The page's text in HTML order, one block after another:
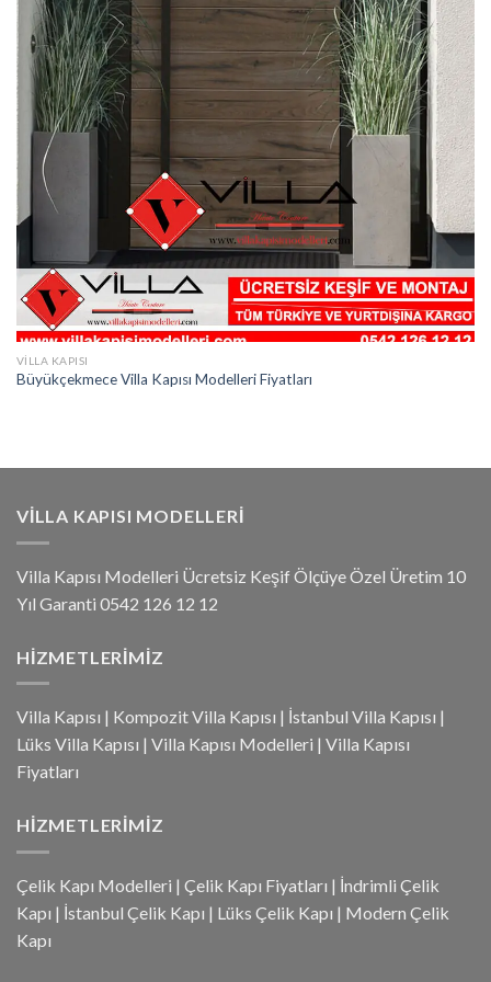
VILLA KAPISI
Büyükçekmece Villa Kapısı Modelleri Fiyatları
VILLA KAPISI MODELLERI
Villa Kapısı Modelleri Ücretsiz Keşif Ölçüye Özel Üretim 10
Yıl Garanti 0542 126 12 12
HIZMETLERIMIZ
Villa Kapısı | Kompozit Villa Kapısı | İstanbul Villa Kapısı |
Lüks Villa Kapısı | Villa Kapısı Modelleri | Villa Kapısı
Fiyatları
HIZMETLERIMIZ
Çelik Kapı Modelleri | Çelik Kapı Fiyatları | İndrimli Çelik
Kapı | İstanbul Çelik Kapı | Lüks Çelik Kapı | Modern Çelik
Kapı